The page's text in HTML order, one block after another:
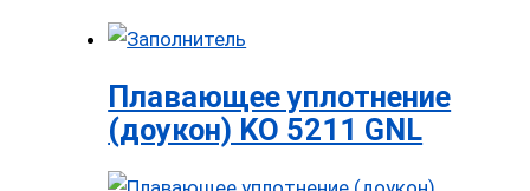
Плавающее уплотнение
(доукон) KO 5211 GNL